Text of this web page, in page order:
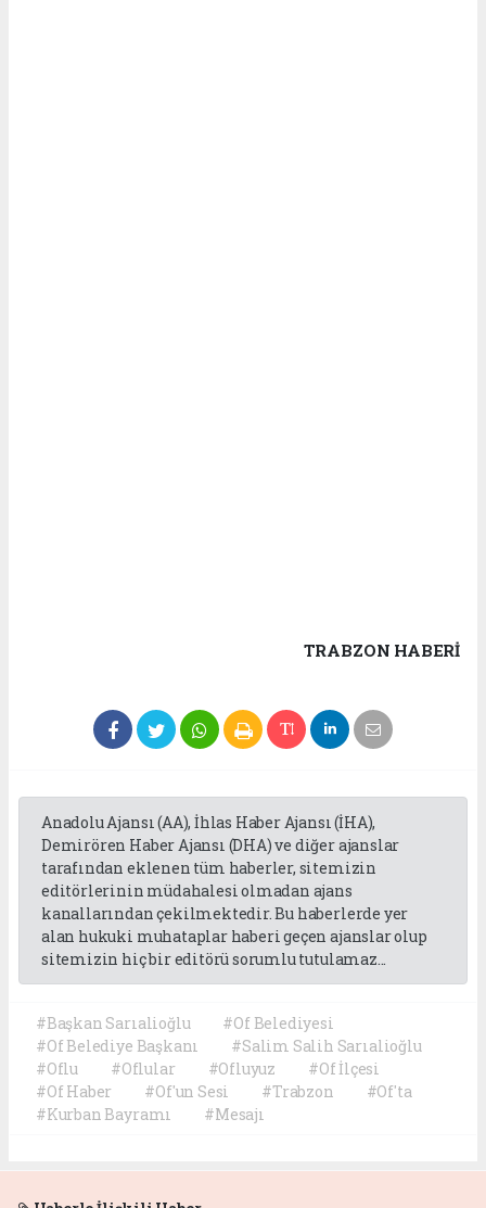
TRABZON HABERİ
Anadolu Ajansı (AA), İhlas Haber Ajansı (İHA),
Demirören Haber Ajansı (DHA) ve diğer ajanslar
tarafından eklenen tüm haberler, sitemizin
editörlerinin müdahalesi olmadan ajans
kanallarından çekilmektedir. Bu haberlerde yer
alan hukuki muhataplar haberi geçen ajanslar olup
sitemizin hiç bir editörü sorumlu tutulamaz...
#Başkan Sarıalioğlu
#Of Belediyesi
#Of Belediye Başkanı
#Salim Salih Sarıalioğlu
#Oflu
#Oflular #Ofluyuz
#Of İlçesi
#Of Haber
#Of'un Sesi #Trabzon
#Of'ta
#Kurban Bayramı
#Mesajı